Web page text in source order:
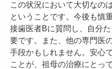
この状況において大切なの
ということです。今後も慎
接歯医者Bに質問し、自分
要です。また、他の専門医
手段かもしれません。安心
ことが、祖母の治療にとっ